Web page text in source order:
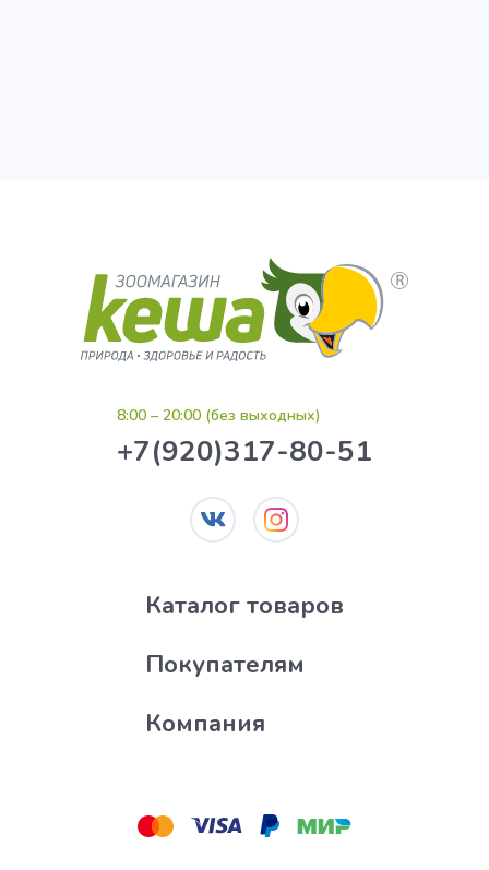
8:00 – 20:00 (без выходных)
+7(920)317-80-51
Каталог товаров
Покупателям
Компания